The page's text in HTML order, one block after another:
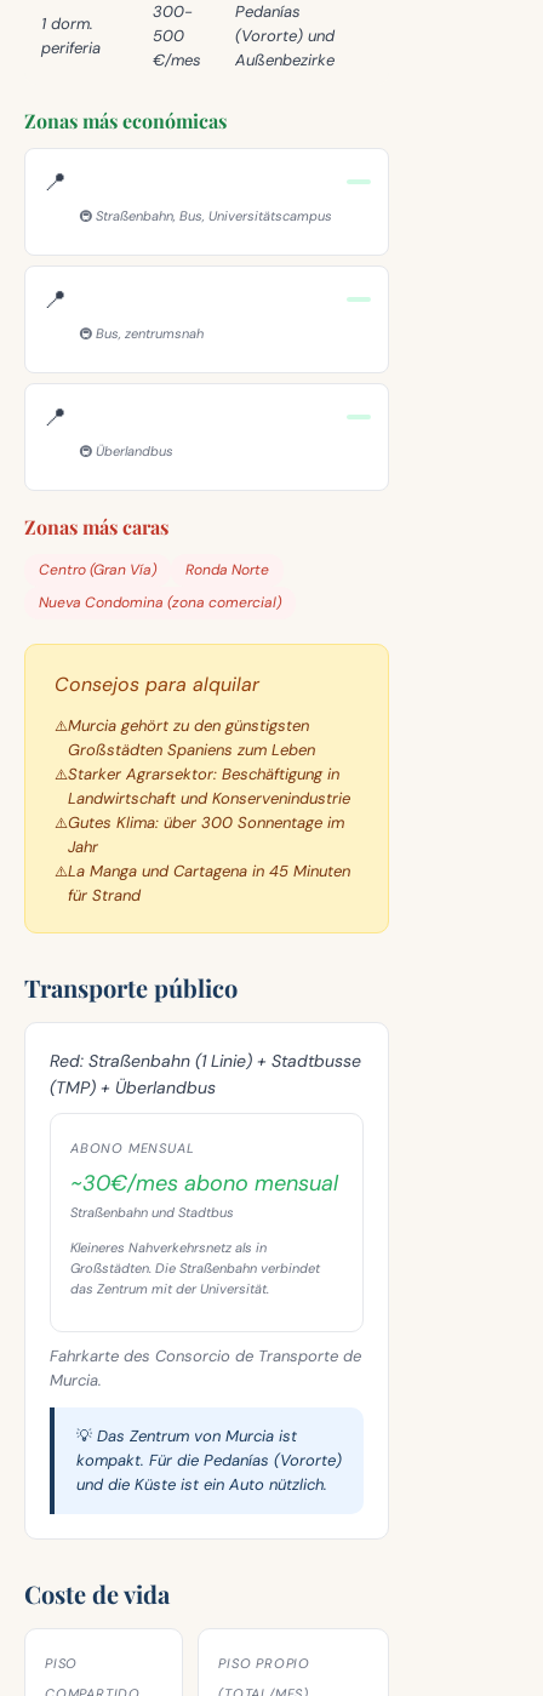
1 dorm.
periferia
300-
500
€/mes
Pedanías
(Vororte) und
Außenbezirke
Zonas más económicas
📍
🚇 Straßenbahn, Bus, Universitätscampus
📍
🚇 Bus, zentrumsnah
📍
🚇 Überlandbus
Zonas más caras
Centro (Gran Vía)
Ronda Norte
Nueva Condomina (zona comercial)
Consejos para alquilar
Murcia gehört zu den günstigsten
Großstädten Spaniens zum Leben
Starker Agrarsektor: Beschäftigung in
Landwirtschaft und Konservenindustrie
Gutes Klima: über 300 Sonnentage im
Jahr
La Manga und Cartagena in 45 Minuten
für Strand
Transporte público
Red: Straßenbahn (1 Linie) + Stadtbusse
(TMP) + Überlandbus
ABONO MENSUAL
~30€/mes abono mensual
Straßenbahn und Stadtbus
Kleineres Nahverkehrsnetz als in
Großstädten. Die Straßenbahn verbindet
das Zentrum mit der Universität.
Fahrkarte des Consorcio de Transporte de
Murcia.
💡 Das Zentrum von Murcia ist
kompakt. Für die Pedanías (Vororte)
und die Küste ist ein Auto nützlich.
Coste de vida
PISO
PISO PROPIO